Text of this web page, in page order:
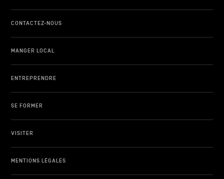
CONTACTEZ-NOUS
MANGER LOCAL
ENTREPRENDRE
SE FORMER
VISITER
MENTIONS LÉGALES